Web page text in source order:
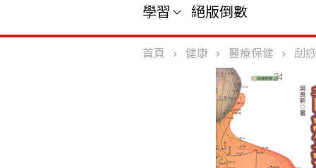
學習 絕版倒數
首頁 健康 醫療保健 刮